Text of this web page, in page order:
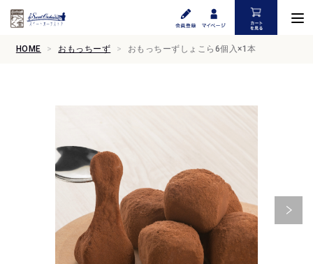
HOME おもっちーず おもっちーずしょこら6個入×1本